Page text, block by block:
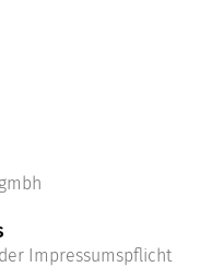
Impressumspflicht